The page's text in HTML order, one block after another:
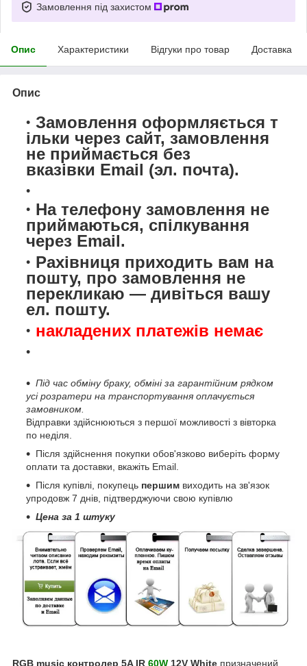
Замовлення під захистом
Опис Характеристики Відгуки про товар Доставка
Опис
Замовлення оформляється т
ільки через сайт, замовлення
не приймається без
вказівки Email (эл. почта).
На телефону замовлення не
приймаються, спілкування
через Email.
Рахівниця приходить вам на
пошту, про замовлення не
перекликаю — дивіться вашу
ел. пошту.
накладених платежів немає
Під час обміну браку, обміні за гарантійним рядком
усі розратери на транспортування оплачується
замовником.
Відправки здійснюються з першої можливості з вівторка
по неділя.
Після здійснення покупки обов'язково виберіть форму
оплати та доставки, вкажіть Email.
Після купівлі, покупець першим виходить на зв'язок
упродовж 7 днів, підтверджуючи свою купівлю
Цена за 1 штуку
RGB music контролер 5A IR 60W 12V White призначений